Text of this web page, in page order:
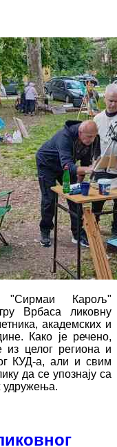
"Сирмаи Карољ"
Врбаса ликовну
академских и
Како је речено,
из целог региона и
КУД-а, али и свим
да се упознају са
удружења.